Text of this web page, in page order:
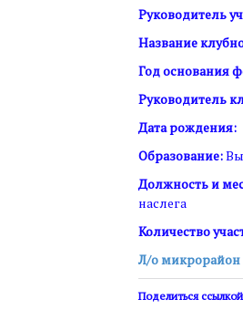
Руководитель
Название
Год основания
Руководитель
Дата рождения:
Образование:
Должность и
наслега
Количество
Л/о микрорайон
Поделиться